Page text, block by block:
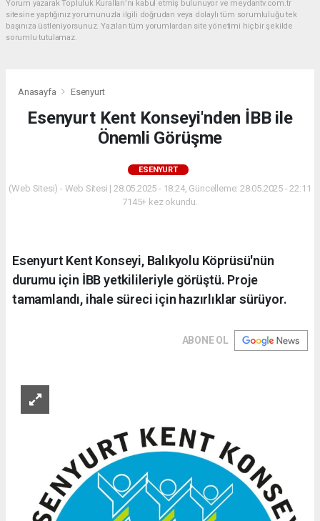
Yorum yazarak Topluluk Kuralları’nı kabul etmiş bulunuyor ve meydantv.com.tr
sitesine yaptığınız yorumunuzla ilgili doğrudan veya dolaylı tüm sorumluluğu tek
başınıza üstleniyorsunuz. Yazılan tüm yorumlardan site yönetimi hiçbir şekilde
sorumlu tutulamaz.
Anasayfa Esenyurt
Esenyurt Kent Konseyi'nden İBB ile
Önemli Görüşme
ESENYURT
(Web Sitesi) - Web Sitesi | 28.05.2025 - 18:24, Güncelleme: 28.05.2025 - 22:11
7145+ kez okundu.
Esenyurt Kent Konseyi, Balıkyolu Köprüsü'nün
durumu için İBB yetkilileriyle görüştü. Proje
tamamlandı, ihale süreci için hazırlıklar sürüyor.
ABONE OL